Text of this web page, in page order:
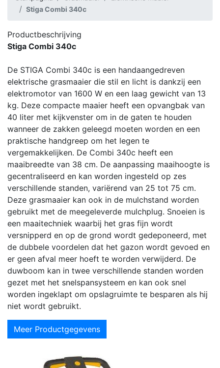
Stiga Combi 340c
Productbeschrijving
Stiga Combi 340c
De STIGA Combi 340c is een handaangedreven
elektrische grasmaaier die stil en licht is dankzij een
elektromotor van 1600 W en een laag gewicht van 13
kg. Deze compacte maaier heeft een opvangbak van
40 liter met kijkvenster om in de gaten te houden
wanneer de zakken geleegd moeten worden en een
praktische handgreep om het legen te
vergemakkelijken. De Combi 340c heeft een
maaibreedte van 38 cm. De aanpassing maaihoogte is
gecentraliseerd en kan worden ingesteld op zes
verschillende standen, variërend van 25 tot 75 cm.
Deze grasmaaier kan ook in de mulchstand worden
gebruikt met de meegeleverde mulchplug. Snoeien is
een maaitechniek waarbij het gras fijn wordt
versnipperd en op de grond wordt gedeponeerd, met
de dubbele voordelen dat het gazon wordt gevoed en
er geen afval meer hoeft te worden verwijderd. De
duwboom kan in twee verschillende standen worden
gezet met het snelspansysteem en kan ook snel
worden ingeklapt om opslagruimte te besparen als hij
niet wordt gebruikt.
Meer Productgegevens